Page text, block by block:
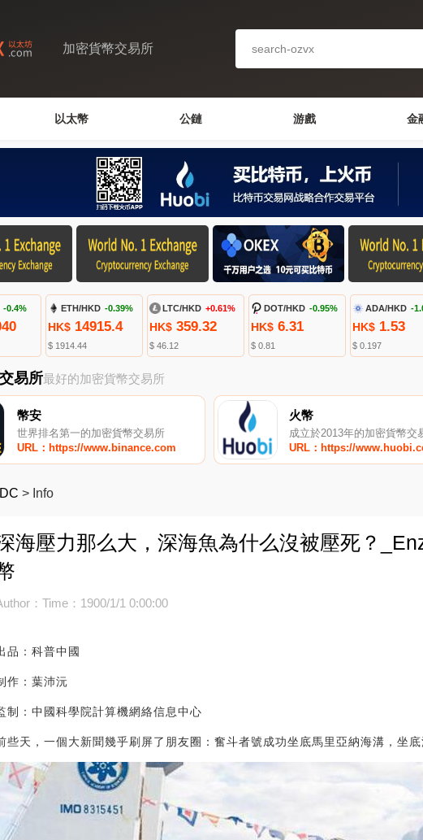
加密貨幣交易所
以太幣 公鏈 游戲 金
-0.4% ETH/HKD -0.39%
HK$14915.4
$ 1914.44
LTC/HKD +0.61%
HK$359.32
$ 46.12
DOT/HKD -0.95%
HK$6.31
$ 0.81
ADA/HKD -
HK$1.53
$ 0.197
易所最好的加密貨幣交易所
幣安
世界排名第一的加密貨幣交易所
URL：https://www.binance.com
火幣
成立於2013年的加密貨幣交
URL：https://
> Info
海壓力那么大，深海魚為什么沒被壓死？
：Time：1900/1/1 0:00:00
品：科普中國
作：葉沛沅
制：中國科學院計算機網絡信息中心
些天，一個大新聞幾乎刷屏了朋友圈：奮斗者號成功坐底馬里亞納海溝，坐